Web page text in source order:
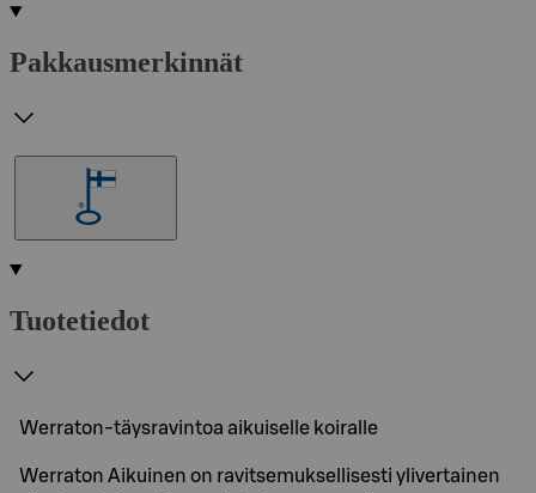
Pakkausmerkinnät
Tuotetiedot
Werraton-täysravintoa aikuiselle koiralle
Werraton Aikuinen on ravitsemuksellisesti ylivertainen